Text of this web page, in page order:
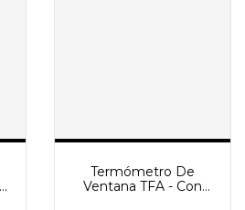
Termómetro De
Ventana TFA - Con